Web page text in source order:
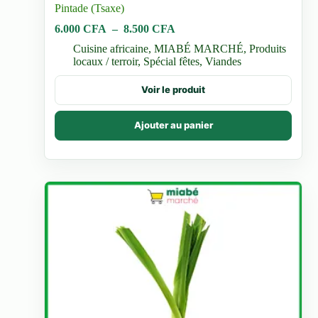
Pintade (Tsaxe)
6.000CFA – 8.500CFA
de
prix :
6.000 CFA
à
8.500 CFA
Cuisine africaine,MIABÉ MARCHÉ,Produits
locaux / terroir, Spécial fêtes,Viandes
Voir le produit
Ajouter au panier
Ce
a
plusieurs
Les
options
être